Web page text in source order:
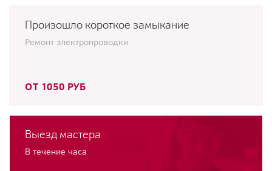
Произошло короткое замыкание
Ремонт электропроводки
ОТ 1050 РУБ
Выезд мастера
В течение часа